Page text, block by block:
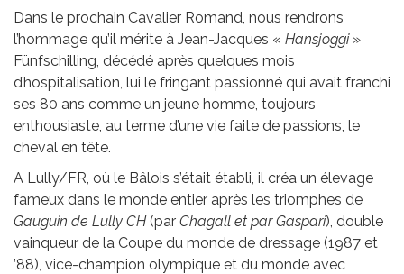
Dans le prochain Cavalier Romand, nous rendrons
l’hommage qu’il mérite à Jean-Jacques « Hansjoggi»
Fünfschilling, décédé après quelques mois
d’hospitalisation, lui le fringant passionné qui avait franchi
ses 80 ans comme un jeune homme, toujours
enthousiaste, au terme d’une vie faite de passions, le
cheval en tête.
A Lully/FR, où le Bâlois s’était établi, il créa un élevage
fameux dans le monde entier après les triomphes de
Gauguin de Lully CH(par Chagall et par Gaspari), double
vainqueur de la Coupe du monde de dressage (1987 et
’88), vice-champion olympique et du monde avec